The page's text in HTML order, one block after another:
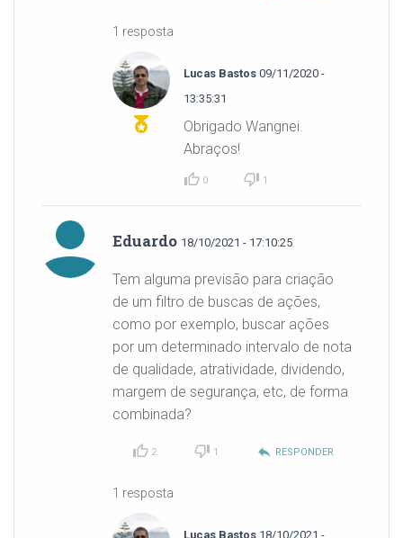
1 resposta
Lucas Bastos 09/11/2020 -
13:35:31
Obrigado Wangnei.
Abraços!
0 1
Eduardo 18/10/2021 - 17:10:25
Tem alguma previsão para criação
de um filtro de buscas de ações,
como por exemplo, buscar ações
por um determinado intervalo de nota
de qualidade, atratividade, dividendo,
margem de segurança, etc, de forma
combinada?
reply RESPONDER
1
2
1 resposta
Lucas Bastos 18/10/2021 -